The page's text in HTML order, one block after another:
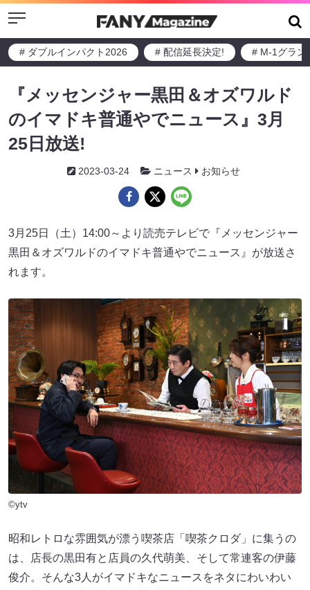
Menu
# ダブルインパクト2026 # 配信延長決定! # M-1グラン
『メッセンジャー黒田＆オズワルド
のイマドキ普通やでニュース』3月
25日放送!
2023-03-24 ニュース お知らせ
3月25日（土）14:00～より読売テレビで『メッセンジャー
黒田＆オズワルドのイマドキ普通やでニュース』が放送さ
れます。
©ytv
昭和レトロな雰囲気が漂う喫茶店「喫茶クロダ」に集うの
は、店長の黒田有と店員の久代萌美、そして常連客の伊藤
俊介。そんな3人がイマドキなニュースをネタにわいわい